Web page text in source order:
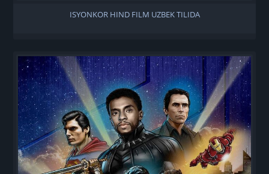
ISYONKOR HIND FILM UZBEK TILIDA